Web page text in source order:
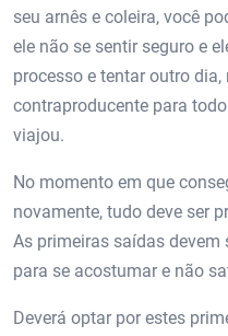
seu arnês e coleira, você
ele não se sentir seguro e
processo e tentar outro
contraproducente para
viajou.
No momento em que
novamente, tudo deve ser
As primeiras saídas devem
para se acostumar e não
Deverá optar por estes